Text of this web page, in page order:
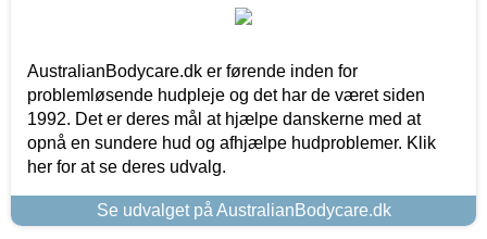
AustralianBodycare.dk er førende inden for
problemløsende hudpleje og det har de været siden
1992. Det er deres mål at hjælpe danskerne med at
opnå en sundere hud og afhjælpe hudproblemer. Klik
her for at se deres udvalg.
Se udvalget på AustralianBodycare.dk